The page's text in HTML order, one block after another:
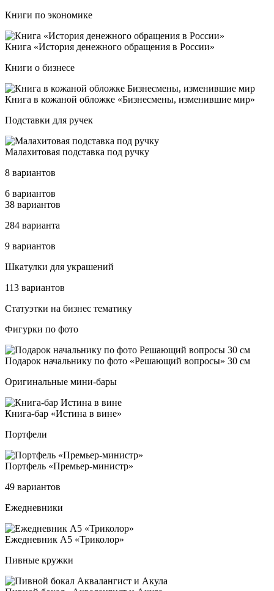
Книги по экономике
Кни­га «Исто­рия де­неж­но­го об­ра­ще­ния в Рос­сии»
Книги о бизнесе
Кни­га в ко­жа­ной об­лож­ке «Биз­нес­ме­ны, из­ме­нив­шие мир»
Подставки для ручек
Мала­хи­то­вая под­став­ка под руч­ку
8 вариантов
6 вариантов
38 вариантов
284 варианта
9 вариантов
Шка­тул­ки для ук­ра­ше­ний
113 вариантов
Ста­ту­эт­ки на биз­нес те­ма­ти­ку
Фигурки по фото
Пода­рок на­чаль­ни­ку по фо­то «Реша­ющий воп­ро­сы» 30 см
Оригинальные мини-бары
Кни­га-бар «Исти­на в ви­не»
Портфели
Пор­тфель «Премь­ер-ми­нистр»
49 вариантов
Ежедневники
Ежед­нев­ник А5 «Три­ко­лор»
Пивные кружки